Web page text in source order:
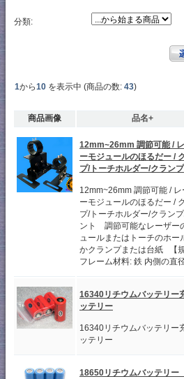
分類:
1から10 を表示中 (商品の数: 43)
商品画像 品名+
12mm~26mm 調節可能 /
ーモジュールのほるだー /
プ/トーチホルダー/クランプ
12mm~26mm 調節可能 / レ
ーモジュールのほるだー /
プ/トーチホルダー/クラン
ント 調節可能なレーザー
ュールまたはトーチのホー
かクランプまたは台紙 【規
フレーム材料: 鉄 内側の直
16340リチウムバッテリー
ッテリー
16340リチウムバッテリー
ッテリー
18650リチウムバッテリ